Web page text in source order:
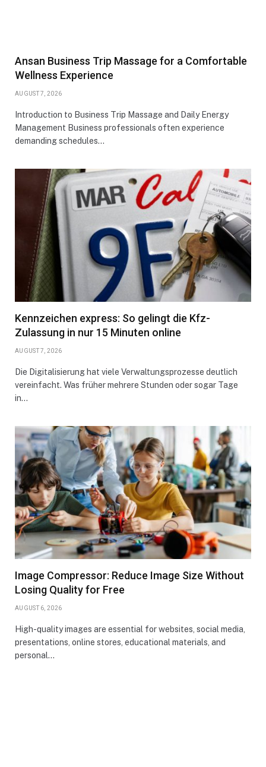
Ansan Business Trip Massage for a Comfortable
Wellness Experience
AUGUST 7, 2026
Introduction to Business Trip Massage and Daily Energy
Management Business professionals often experience
demanding schedules…
Kennzeichen express: So gelingt die Kfz-
Zulassung in nur 15 Minuten online
AUGUST 7, 2026
Die Digitalisierung hat viele Verwaltungsprozesse deutlich
vereinfacht. Was früher mehrere Stunden oder sogar Tage
in…
Image Compressor: Reduce Image Size Without
Losing Quality for Free
AUGUST 6, 2026
High-quality images are essential for websites, social media,
presentations, online stores, educational materials, and
personal…